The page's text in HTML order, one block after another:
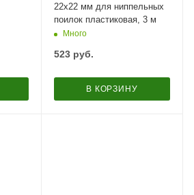
22х22 мм для ниппельных
поилок пластиковая, 3 м
Много
523руб.
В КОРЗИНУ